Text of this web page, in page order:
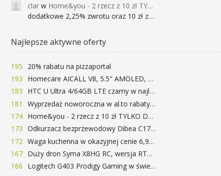
clar w Home&you - 2 rzecz z 10 zł TYLKO DZISIAJ
dodatkowe 2,25% zwrotu oraz 10 zł za r
Najlepsze aktywne oferty
195
20% rabatu na pizzaportal
193
Homecare AICALL V8, 5.5" AMOLED, 4/128GB, Snapdragon 652, LTE, QC3.0, 3400mAh za 416zł
183
HTC U Ultra 4/64GB LTE czarny w najlepszej cenie na rynku 799 zł!!!
181
Wyprzedaż noworoczna w al.to rabaty do 72%
174
Home&you - 2 rzecz z 10 zł TYLKO DZISIAJ
173
Odkurzacz bezprzewodowy Dibea C17 za 77.99$ (~290zł)
172
Waga kuchenna w okazyjnej cenie 6,99$
167
Duży dron Syma X8HG RC, wersja RTF, kamera 8MP za 62$ (~233zł) - TomTop
166
Logitech G403 Prodigy Gaming w świetnej cenie 169 zł